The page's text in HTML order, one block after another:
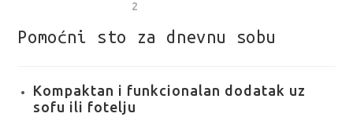
Pomoćni sto za dnevnu sobu
Kompaktan i funkcionalan dodatak uz
sofu ili fotelju